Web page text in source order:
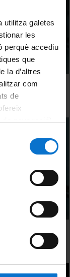
utilitza galetes
les
perquè accediu
que
la d’altres
com
de
de la
els boscos
el mar